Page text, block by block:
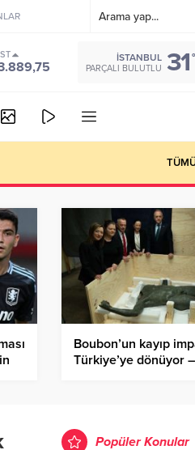
İSTANBUL
PARÇALI BULUTLU 31
Boubon’un kayıp
Türkiye’ye dönüyor
Popüler Konular